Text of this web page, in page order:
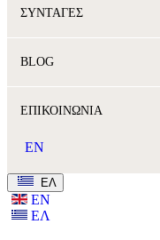
ΣΥΝΤΑΓΕΣ
BLOG
ΕΠΙΚΟΙΝΩΝΙΑ
EN
ΕΛ
ΕΝ
ΕΛ